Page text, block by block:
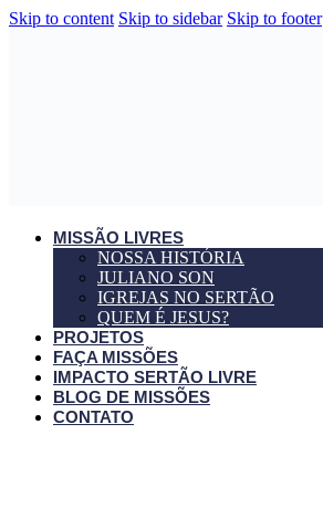
Skip to content Skip to sidebar Skip to footer
MISSÃO LIVRES
NOSSA HISTÓRIA
JULIANO SON
IGREJAS NO SERTÃO
QUEM É JESUS?
PROJETOS
FAÇA MISSÕES
IMPACTO SERTÃO LIVRE
BLOG DE MISSÕES
CONTATO